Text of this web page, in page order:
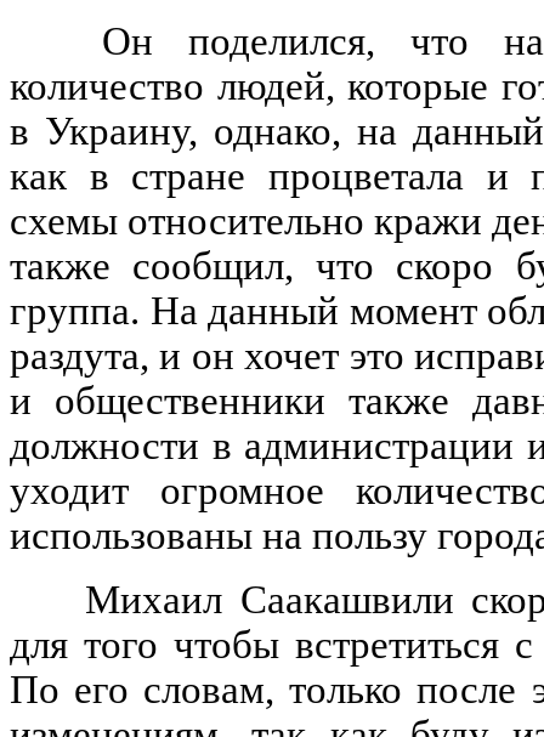
Он поделился, что
количество людей, которые
в Украину, однако, на
как в стране процветала и
схемы относительно кражи
также сообщил, что скоро
группа. На данный момент
раздута, и он хочет это
и общественники также
должности в администрации
уходит огромное
использованы на пользу
Михаил Саакашвили
для того чтобы
По его словам, только после